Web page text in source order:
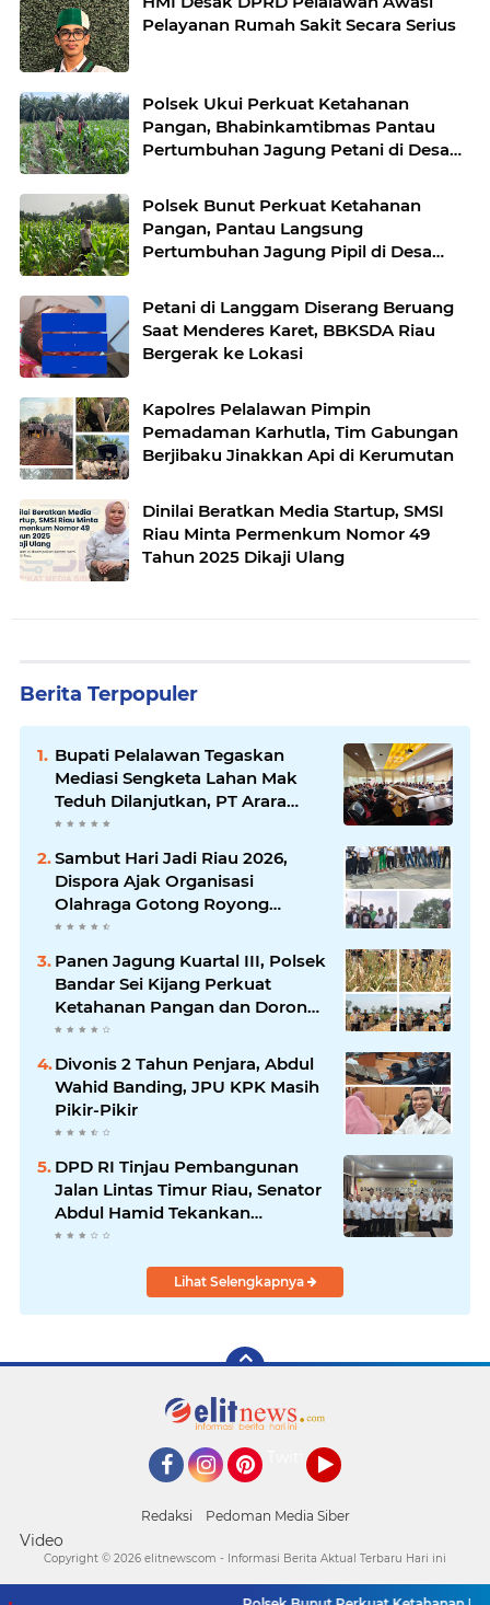
Pelayanan Rumah Sakit Secara Serius
Polsek Ukui Perkuat Ketahanan
Pangan, Bhabinkamtibmas Pantau
Pertumbuhan Jagung Petani di Desa
Polsek Bunut Perkuat Ketahanan
Pangan, Pantau Langsung
Pertumbuhan Jagung Pipil di Desa
Petani di Langgam Diserang Beruang
Saat Menderes Karet, BBKSDA Riau
Bergerak ke Lokasi
Kapolres Pelalawan Pimpin
Pemadaman Karhutla, Tim Gabungan
Berjibaku Jinakkan Api di Kerumutan
Dinilai Beratkan Media Startup, SMSI
Riau Minta Permenkum Nomor 49
Tahun 2025 Dikaji Ulang
Berita Terpopuler
Bupati Pelalawan Tegaskan
Mediasi Sengketa Lahan Mak
Teduh Dilanjutkan, PT Arara
Abadi Diminta Hadir pada
Pertemuan Berikutnya
Sambut Hari Jadi Riau 2026,
Dispora Ajak Organisasi
Olahraga Gotong Royong
Percantik Stadion Utama Riau
Panen Jagung Kuartal III, Polsek
Bandar Sei Kijang Perkuat
Ketahanan Pangan dan Dorong
Produktivitas Petani
Divonis 2 Tahun Penjara, Abdul
Wahid Banding, JPU KPK Masih
Pikir-Pikir
DPD RI Tinjau Pembangunan
Jalan Lintas Timur Riau, Senator
Abdul Hamid Tekankan
Infrastruktur Harus Profesional
Lihat Selengkapnya
Twitter
Redaksi Pedoman Media Siber
Video
Copyright © 2026 elitnewscom - Informasi Berita Aktual Terbaru Hari ini